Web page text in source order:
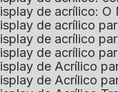
Display de acrílico:
Display de acrílico
Display de acrílico
Display de acrílico
Display de Acrílico
Display de Acrílico